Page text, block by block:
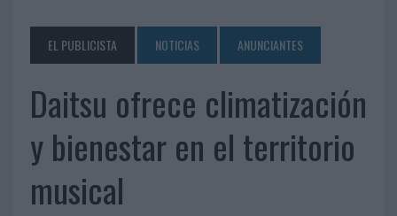
EL PUBLICISTA NOTICIAS ANUNCIANTES
Daitsu ofrece climatización
y bienestar en el territorio
musical